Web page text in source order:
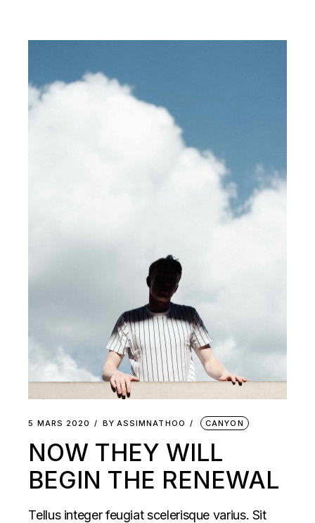
5 MARS 2020 BY ASSIMNATHOO CANYON
NOW THEY WILL
BEGIN THE RENEWAL
Tellus integer feugiat scelerisque varius. Sit